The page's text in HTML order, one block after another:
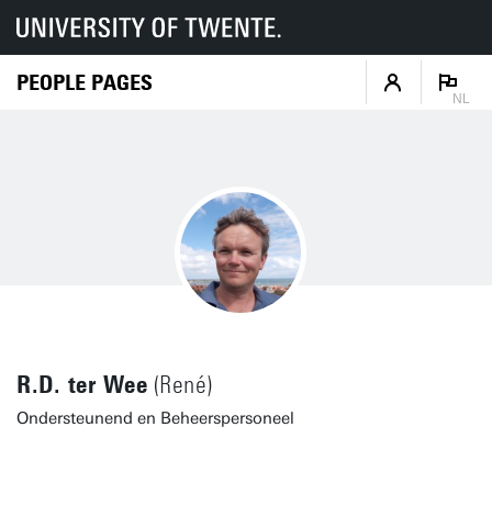
PEOPLE PAGES
NL
R.D. ter Wee (René)
Ondersteunend en Beheerspersoneel